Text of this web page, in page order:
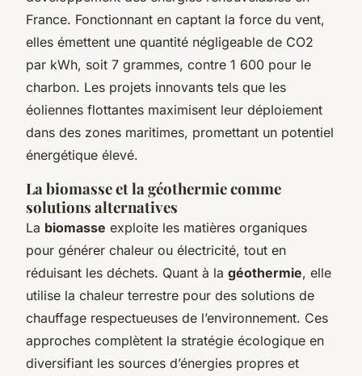
France. Fonctionnant en captant la force du vent,
elles émettent une quantité négligeable de CO2
par kWh, soit 7 grammes, contre 1 600 pour le
charbon. Les projets innovants tels que les
éoliennes flottantes maximisent leur déploiement
dans des zones maritimes, promettant un potentiel
énergétique élevé.
La biomasse et la géothermie comme
solutions alternatives
La biomasse exploite les matières organiques
pour générer chaleur ou électricité, tout en
réduisant les déchets. Quant à la géothermie, elle
utilise la chaleur terrestre pour des solutions de
chauffage respectueuses de l’environnement. Ces
approches complètent la stratégie écologique en
diversifiant les sources d’énergies propres et